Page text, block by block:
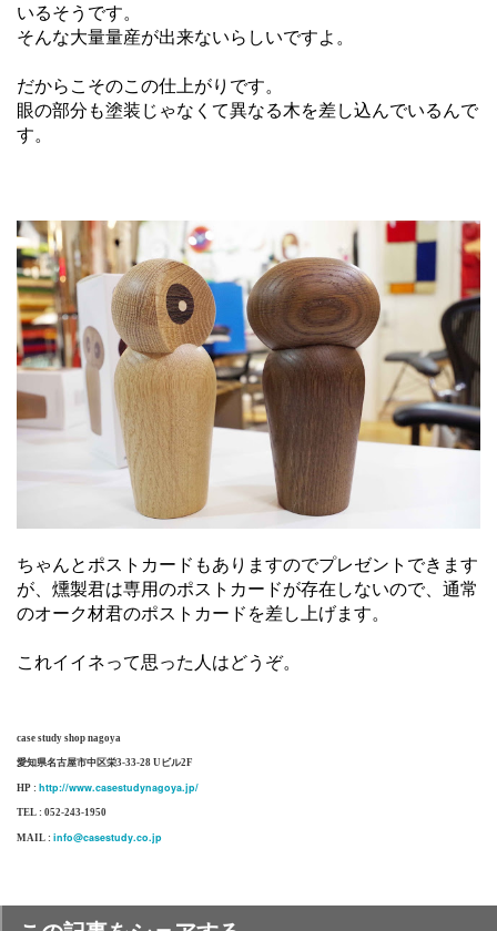
いるそうです。
そんな大量量産が出来ないらしいですよ。
だからこそのこの仕上がりです。
眼の部分も塗装じゃなくて異なる木を差し込んでいるんで
す。
ちゃんとポストカードもありますのでプレゼントできます
が、燻製君は専用のポストカードが存在しないので、通常
のオーク材君のポストカードを差し上げます。
これイイネって思った人はどうぞ。
case study shop nagoya
愛知県名古屋市中区栄3-33-28 Uビル2F
HP : http://www.casestudynagoya.jp/
TEL : 052-243-1950
MAIL : info@casestudy.co.jp